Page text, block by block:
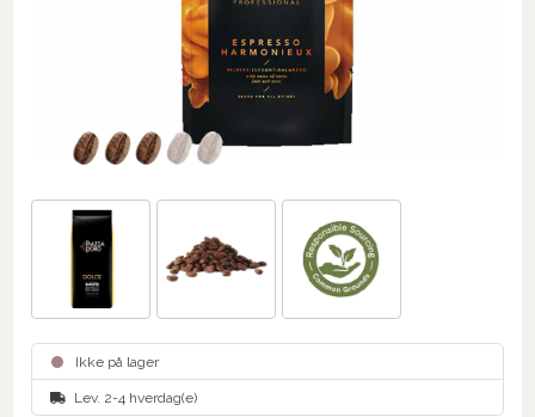
Ikke på lager
Lev. 2-4 hverdag(e)